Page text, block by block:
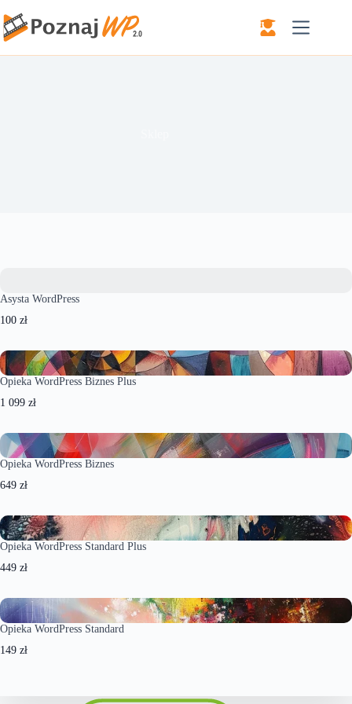
do
treści
Asysta WordPress
100 zł
Opieka WordPress Biznes Plus
1 099 zł
Opieka WordPress Biznes
649 zł
Opieka WordPress Standard Plus
449 zł
Opieka WordPress Standard
149 zł